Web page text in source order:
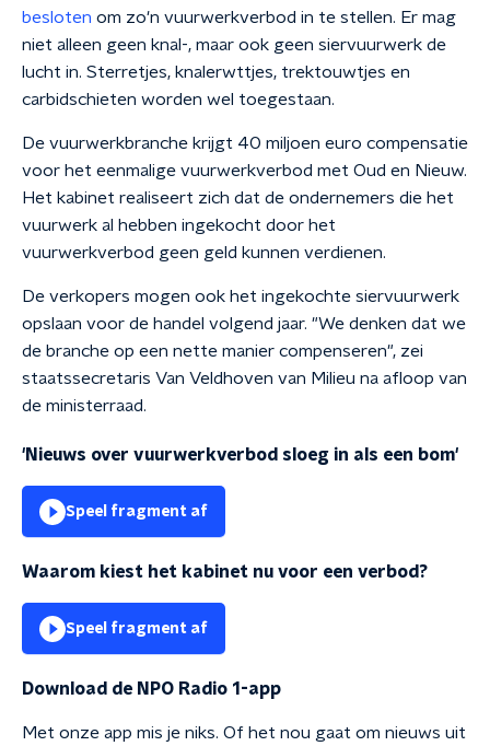
besloten om zo'n vuurwerkverbod in te stellen. Er mag
niet alleen geen knal-, maar ook geen siervuurwerk de
lucht in. Sterretjes, knalerwttjes, trektouwtjes en
carbidschieten worden wel toegestaan.
De vuurwerkbranche krijgt 40 miljoen euro compensatie
voor het eenmalige vuurwerkverbod met Oud en Nieuw.
Het kabinet realiseert zich dat de ondernemers die het
vuurwerk al hebben ingekocht door het
vuurwerkverbod geen geld kunnen verdienen.
De verkopers mogen ook het ingekochte siervuurwerk
opslaan voor de handel volgend jaar. "We denken dat we
de branche op een nette manier compenseren", zei
staatssecretaris Van Veldhoven van Milieu na afloop van
de ministerraad.
'Nieuws over vuurwerkverbod sloeg in als een bom'
Speel fragment af
Waarom kiest het kabinet nu voor een verbod?
Speel fragment af
Download de NPO Radio 1-app
Met onze app mis je niks. Of het nou gaat om nieuws uit